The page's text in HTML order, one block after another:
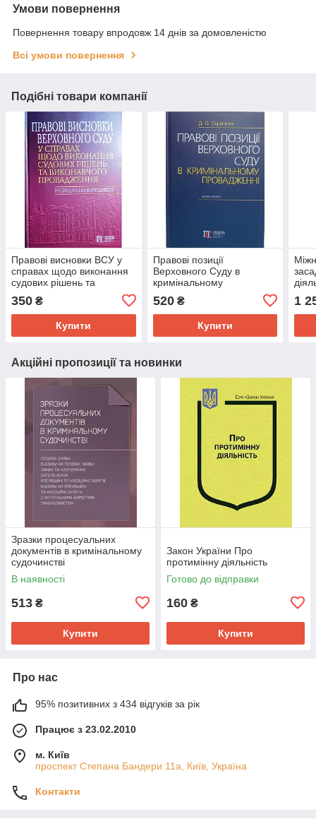
Умови повернення
Повернення товару впродовж 14 днів за домовленістю
Всі умови повернення
Подібні товари компанії
Правові висновки ВСУ у
справах щодо виконання
судових рішень та
виконавчого провадження
(господарс
350 ₴
Купити
Правові позиції
Верховного Суду в
кримінальному
Д.О.
520₴
Купити
О.В.
1
Акційні пропозиції та новинки
Зразки процесуальних
документів в кримінальному
судочинстві
В наявності
513 ₴
Купити
Закон України Про
протимінну діяльність
Готово до відправки
160 ₴
Купити
Про нас
95% позитивних з 434 відгуків за рік
Працює з 23.02.2010
м. Київ
проспект Степана Бандери 11а, Київ, Україна
Контакти